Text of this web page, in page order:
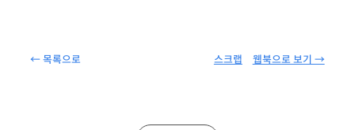
← 목록으로 웹북으로 보기 →
스크랩